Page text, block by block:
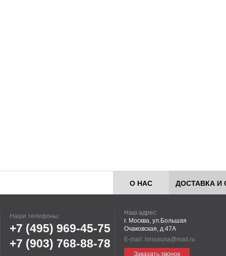
О НАС ДОСТАВКА И
Наши телефоны:
+7 (495) 969-45-75
+7 (903) 768-88-78
Наш адрес:
г. Москва, ул.Большая
Очаковская, д.47А
E-mail: hmsauna@mail.ru
Заказать звонок